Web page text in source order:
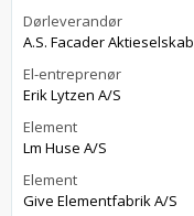
Dørleverandør
A.S. Facader Aktieselskab
El-entreprenør
Erik Lytzen A/S
Element
Lm Huse A/S
Element
Give Elementfabrik A/S